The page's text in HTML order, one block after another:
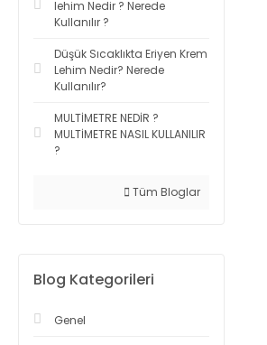
lehim Nedir ? Nerede
Kullanılır ?
Düşük Sıcaklıkta Eriyen Krem
Lehim Nedir? Nerede
Kullanılır?
MULTİMETRE NEDİR ?
MULTİMETRE NASIL KULLANILIR
?
Tüm Bloglar
Blog Kategorileri
Genel